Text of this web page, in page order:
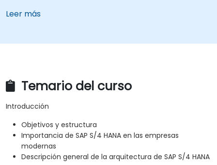
Leer más
Temario del curso
Introducción
Objetivos y estructura
Importancia de SAP S/4 HANA en las empresas
modernas
Descripción general de la arquitectura de SAP S/4 HANA